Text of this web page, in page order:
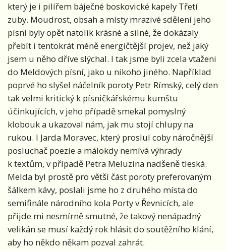
který je i pilířem báječné boskovické kapely Třetí
zuby. Moudrost, obsah a místy mrazivé sdělení jeho
písní byly opět natolik krásné a silné, že dokázaly
přebít i tentokrát méně energičtější projev, než jaký
jsem u něho dříve slýchal. I tak jsme byli zcela vtaženi
do Meldových písní, jako u nikoho jiného. Například
poprvé ho slyšel náčelník poroty Petr Rímský, celý den
tak velmi kritický k písničkářskému kumštu
účinkujících, v jeho případě smekal pomyslný
klobouk a ukazoval nám, jak mu stojí chlupy na
rukou. I Jarda Moravec, který proslul coby náročnější
posluchač poezie a málokdy nemívá výhrady
k textům, v případě Petra Meluzína nadšeně tleská.
Melda byl prostě pro větší část poroty preferovaným
šálkem kávy, poslali jsme ho z druhého místa do
semifinále národního kola Porty v Řevnicích, ale
přijde mi nesmírně smutné, že takový nenápadný
velikán se musí každý rok hlásit do soutěžního klání,
aby ho někdo někam pozval zahrát.